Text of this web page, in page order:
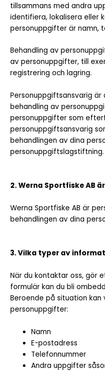
tillsammans med andra
identifiera, lokalisera eller
personuppgifter är namn,
Behandling av
av personuppgifter, till
registrering och lagring.
Personuppgiftsansvarig
behandling av
personuppgifter som
personuppgiftsansvarig
behandlingen av dina
personuppgiftslagstiftning.
2. Werna Sportfiske AB
Werna Sportfiske AB är
behandlingen av dina
3. Vilka typer av
När du kontaktar oss, gör
formulär kan du bli
Beroende på situation
personuppgifter:
Namn
E-postadress
Telefonnummer
Andra uppgifter